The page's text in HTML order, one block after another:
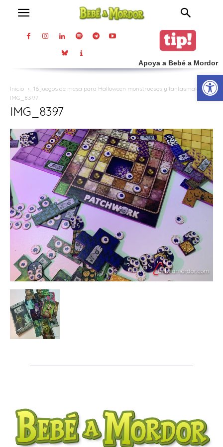
Apoya a Bebé a Mordor
Inicio
16 juegos de mesa para Halloween monstruosos y fantasmales
IMG_8397
IMG_8397